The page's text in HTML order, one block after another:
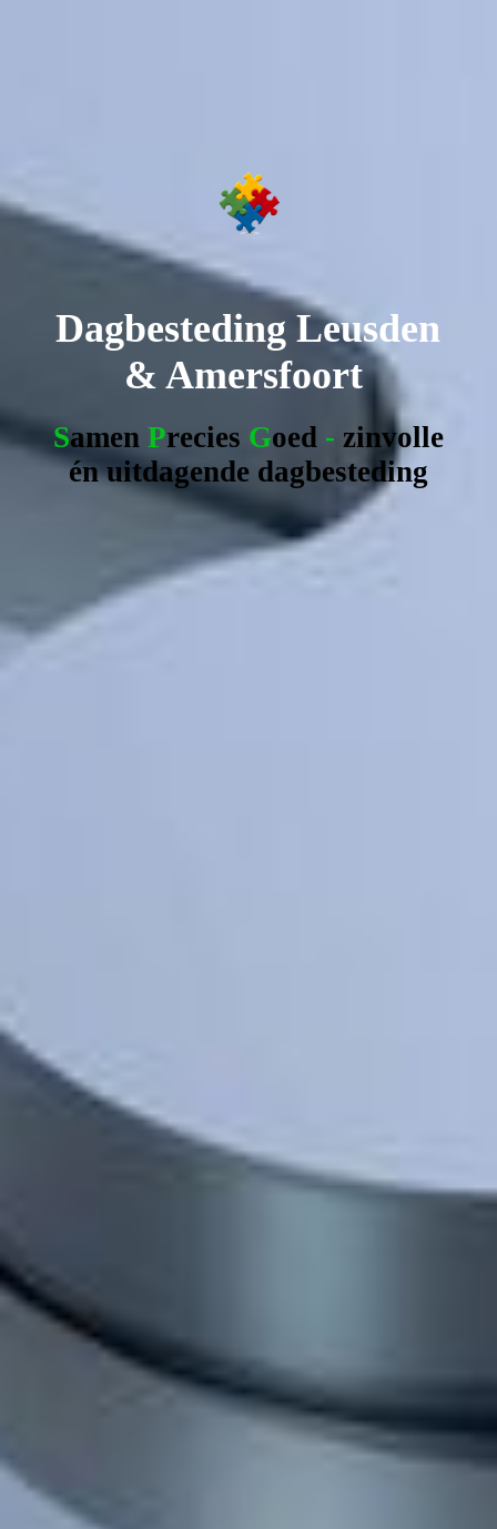
Dagbesteding Leusden
& Amersfoort
Samen Precies Goed - zinvolle
én uitdagende dagbesteding